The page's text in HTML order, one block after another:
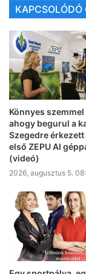
KAPCSOLÓDÓ
Könnyes
ahogy begurul a
Szegedre
első ZEPU AI
(videó)
2026, augusztus 5.